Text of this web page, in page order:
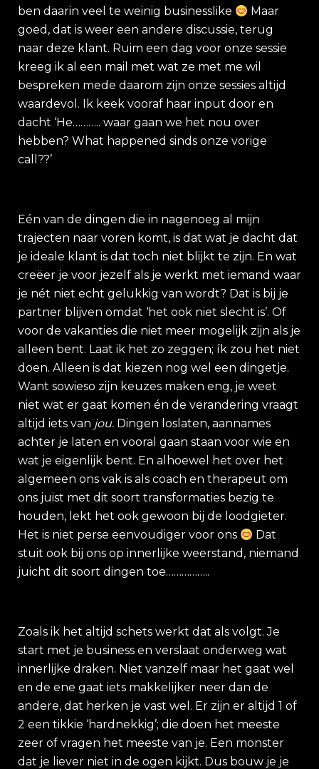
ben daarin veel te weinig businesslike
Maar
goed, dat is weer een andere discussie, terug
naar deze klant. Ruim een dag voor onze sessie
kreeg ik al een mail met wat ze met me wil
bespreken mede daarom zijn onze sessies altijd
waardevol. Ik keek vooraf haar input door en
dacht ‘He……….. waar gaan we het nou over
hebben? What happened sinds onze vorige
call??’
Eén van de dingen die in nagenoeg al mijn
trajecten naar voren komt, is dat wat je dacht dat
je ideale klant is dat toch niet blijkt te zijn. En wat
creëer je voor jezelf als je werkt met iemand waar
je nét niet echt gelukkig van wordt? Dat is bij je
partner blijven omdat ‘het ook niet slecht is’. Of
voor de vakanties die niet meer mogelijk zijn als je
alleen bent. Laat ik het zo zeggen; ík zou het niet
doen. Alleen is dat kiezen nog wel een dingetje.
Want sowieso zijn keuzes maken eng, je weet
niet wat er gaat komen én de verandering vraagt
altijd iets van jou. Dingen loslaten, aannames
achter je laten en vooral gaan staan voor wie en
wat je eigenlijk bent. En alhoewel het over het
algemeen ons vak is als coach en therapeut om
ons juist met dit soort transformaties bezig te
houden, lekt het ook gewoon bij de loodgieter.
Het is niet perse eenvoudiger voor ons
Dat
stuit ook bij ons op innerlijke weerstand, niemand
juicht dit soort dingen toe……………..
Zoals ik het altijd schets werkt dat als volgt. Je
start met je business en verslaat onderweg wat
innerlijke draken. Niet vanzelf maar het gaat wel
en de ene gaat iets makkelijker neer dan de
andere, dat herken je vast wel. Er zijn er altijd 1 of
2 een tikkie ‘hardnekkig’; die doen het meeste
zeer of vragen het meeste van je. Een monster
dat je liever niet in de ogen kijkt. Dus bouw je je